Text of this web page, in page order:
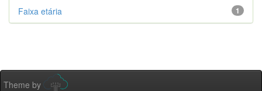
1
Faixa etária
Theme by